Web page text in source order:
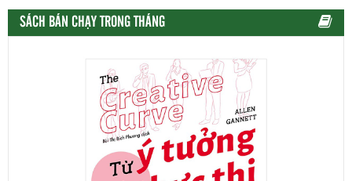
SÁCH BÁN CHẠY TRONG THÁNG